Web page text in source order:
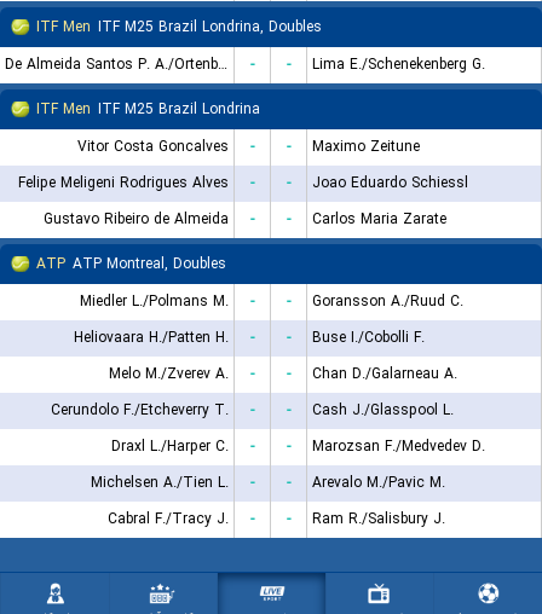
ITF Men ITF M25 Brazil Londrina, Doubles
De Almeida Santos P. A./Ortenblad Nogueira H.
- -
Lima E./Schenekenberg G.
ITF Men ITF M25 Brazil Londrina
Vitor Costa Goncalves
- -
Maximo Zeitune
Felipe Meligeni Rodrigues Alves
- -
Joao Eduardo Schiessl
Gustavo Ribeiro de Almeida
- -
Carlos Maria Zarate
ATP ATP Montreal, Doubles
Miedler L./Polmans M.
- -
Goransson A./Ruud C.
Heliovaara H./Patten H.
- -
Buse I./Cobolli F.
Melo M./Zverev A.
- -
Chan D./Galarneau A.
Cerundolo F./Etcheverry T.
- -
Cash J./Glasspool L.
Draxl L./Harper C.
- -
Marozsan F./Medvedev D.
Michelsen A./Tien L.
- -
Arevalo M./Pavic M.
Cabral F./Tracy J.
- - Ram R./Salisbury J.